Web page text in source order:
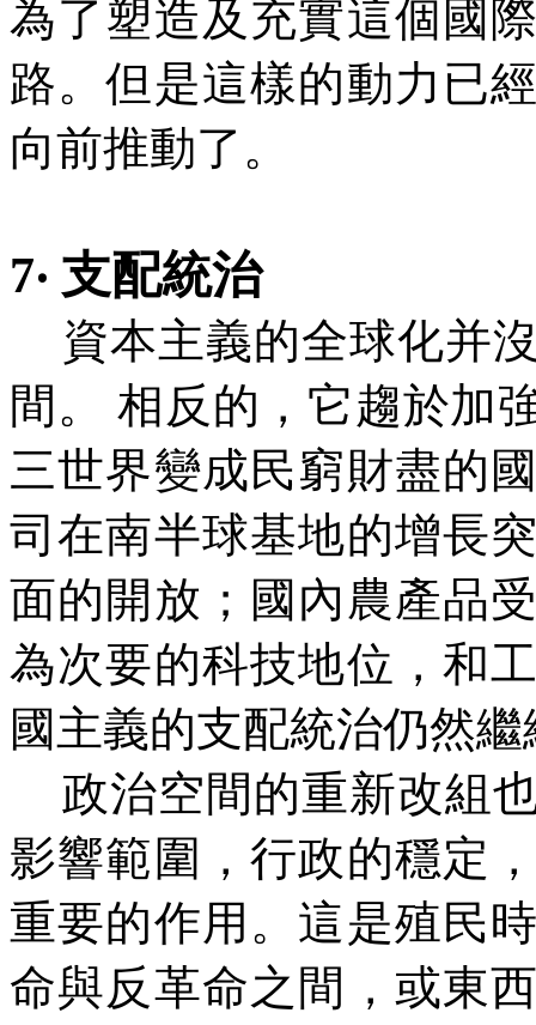
為了塑造及充實這個國
路。但是這樣的動力已
向前推動了。
7‧ 支配統治
資本主義的全球化并
間。 相反的，它趨於加
三世界變成民窮財盡的
司在南半球基地的增長
面的開放；國內農產品
為次要的科技地位，和
國主義的支配統治仍然繼
政治空間的重新改組
影響範圍，行政的穩定
重要的作用。這是殖民
命與反革命之間，或東